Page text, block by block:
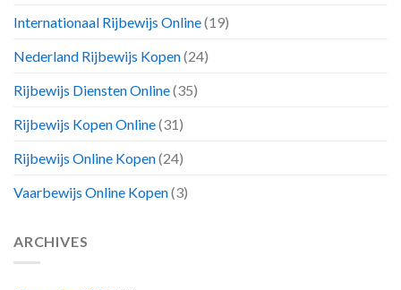
Internationaal Rijbewijs Online(19)
Nederland Rijbewijs Kopen(24)
Rijbewijs Diensten Online(35)
Rijbewijs Kopen Online(31)
Rijbewijs Online Kopen(24)
Vaarbewijs Online Kopen(3)
ARCHIVES